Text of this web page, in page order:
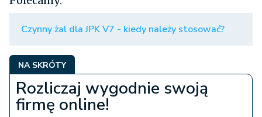
Czynny żal dla JPK V7 - kiedy należy stosować?
NA SKRÓTY
Rozliczaj wygodnie swoją
firmę online!